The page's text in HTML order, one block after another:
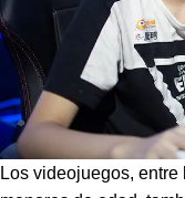
Los videojuegos,